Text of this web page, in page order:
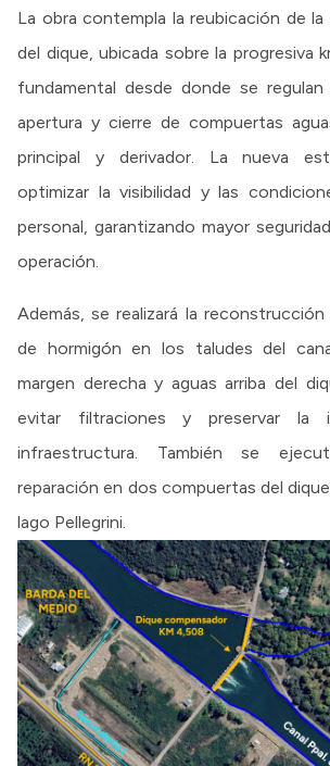
La obra contempla la reubicación de la
del dique, ubicada sobre la progresiva
fundamental desde donde se regulan
apertura y cierre de compuertas
principal y derivador. La nueva
optimizar la visibilidad y las
personal, garantizando mayor
operación.
Además, se realizará la
de hormigón en los taludes del
margen derecha y aguas arriba del
evitar filtraciones y preservar la
infraestructura. También se
reparación en dos compuertas del
lago Pellegrini.